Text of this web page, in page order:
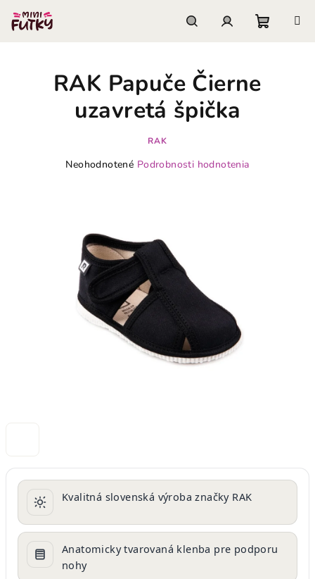
obsah
Kvalitná slovenská výroba značky RAK
Anatomicky tvarovaná klenba pre podporu
nohy
RAK Papuče Čierne
uzavretá špička
RAK
Priemerné
hviezdičiek.
Neohodnotené Podrobnosti hodnotenia